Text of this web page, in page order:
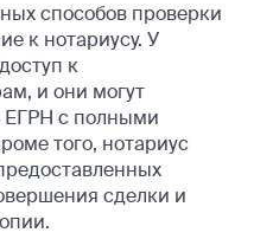
способов проверки
к нотариусу. У
к
и они могут
ЕГРН с полными
того, нотариус
сделки и